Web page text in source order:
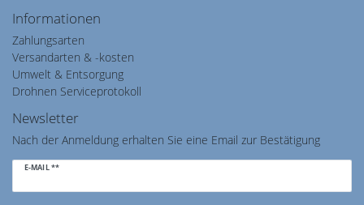
Informationen
Zahlungsarten
Versandarten & -kosten
Umwelt & Entsorgung
Drohnen Serviceprotokoll
Newsletter
Nach der Anmeldung erhalten Sie eine Email zur Bestätigung
E-MAIL **
Newsletter